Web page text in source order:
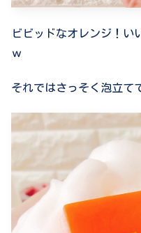
ビビッドなオレンジ！い
ｗ
それではさっそく泡立て